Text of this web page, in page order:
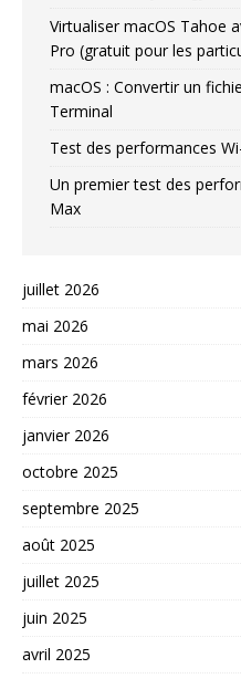
Virtualiser macOS Tahoe
Pro (gratuit pour les
macOS : Convertir un
Terminal
Test des performances
Un premier test des
Max
juillet 2026
mai 2026
mars 2026
février 2026
janvier 2026
octobre 2025
septembre 2025
août 2025
juillet 2025
juin 2025
avril 2025